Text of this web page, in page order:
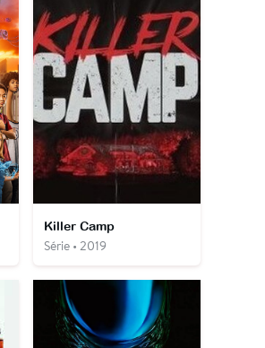
Killer Camp
Série • 2019